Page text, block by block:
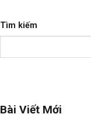
Tìm kiếm
Bài Viết Mới